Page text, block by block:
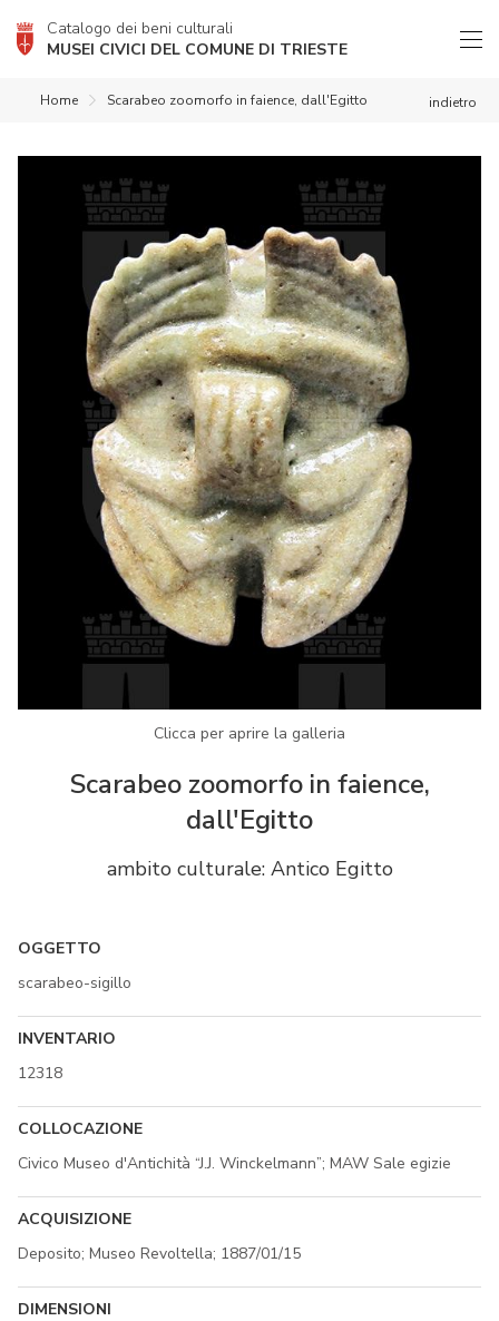
Catalogo dei beni culturali
MUSEI CIVICI DEL COMUNE DI TRIESTE
indietro
Home Scarabeo zoomorfo in faience, dall'Egitto
Clicca per aprire la galleria
Scarabeo zoomorfo in faience,
dall'Egitto
ambito culturale: Antico Egitto
OGGETTO
scarabeo-sigillo
INVENTARIO
12318
COLLOCAZIONE
Civico Museo d'Antichità “J.J. Winckelmann”; MAW Sale egizie
ACQUISIZIONE
Deposito; Museo Revoltella; 1887/01/15
DIMENSIONI